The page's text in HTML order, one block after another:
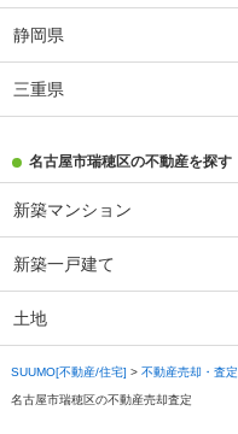
静岡県
三重県
名古屋市瑞穂区の不動産を探す
新築マンション
新築一戸建て
土地
SUUMO[不動産/住宅] > 不動産売却・査定
名古屋市瑞穂区の不動産売却査定